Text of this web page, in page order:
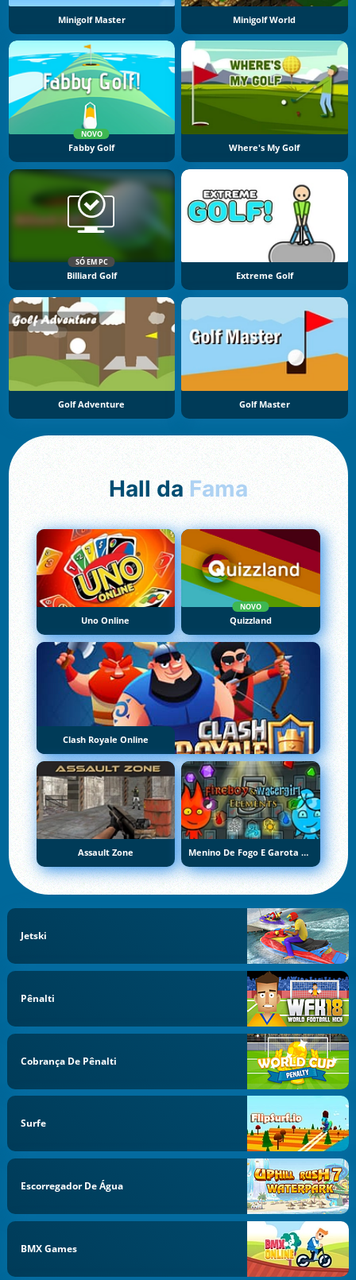
Minigolf Master Minigolf World
NOVO
Fabby Golf Where's My Golf
SÓ EM PC
Billiard Golf Extreme Golf
Golf Adventure Golf Master
Hall da Fama
Uno Online
NOVO
Quizzland
Clash Royale Online
Assault Zone Menino De Fogo E Garota De Água 5: Elementos
Jetski
Pênalti
Cobrança De Pênalti
Surfe
Escorregador De Água
BMX Games